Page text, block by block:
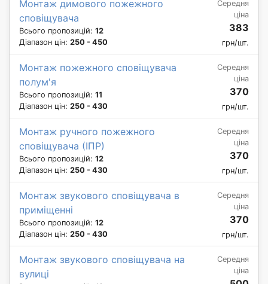
Монтаж димового пожежного
сповіщувача
Всього пропозицій: 12
Діапазон цін: 250 - 450
Середня
ціна
383
грн/шт.
Монтаж пожежного сповіщувача
полум'я
Всього пропозицій: 11
Діапазон цін: 250 - 430
Середня
ціна
370
грн/шт.
Монтаж ручного пожежного
сповіщувача (ІПР)
Всього пропозицій: 12
Діапазон цін: 250 - 430
Середня
ціна
370
грн/шт.
Монтаж звукового сповіщувача в
приміщенні
Всього пропозицій: 12
Діапазон цін: 250 - 430
Середня
ціна
370
грн/шт.
Монтаж звукового сповіщувача на
вулиці
Середня
ціна